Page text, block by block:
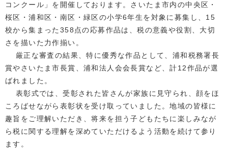
コンクール」を開催しております。さいたま市内の中央区・
桜区・浦和区・南区・緑区の小学6年生を対象に募集し、15
校から集まった358点の応募作品は、税の意義や役割、大切
さを描いた力作揃い。
厳正な審査の結果、特に優秀な作品として、浦和税務署長
賞やさいたま市長賞、浦和法人会会長賞など、計12作品が選
ばれました。
表彰式では、受彰された皆さんが家族に見守られ、顔をほ
ころばせながら表彰状を受け取っていました。地域の皆様に
趣旨をご理解いただき、将来を担う子どもたちに楽しみなが
ら税に関する理解を深めていただけるよう活動を続けて参り
ます。